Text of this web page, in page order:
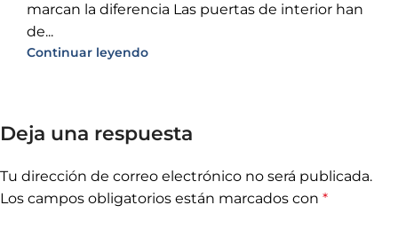
marcan la diferencia Las puertas de interior han
de...
Continuar leyendo
Deja una respuesta
Tu dirección de correo electrónico no será publicada.
Los campos obligatorios están marcados con *